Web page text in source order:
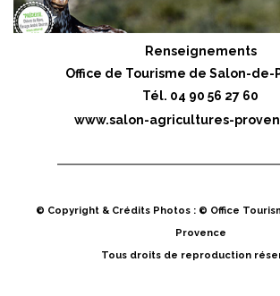
Renseignements
Office de Tourisme de Salon-de-
Tél. 04 90 56 27 60
www.salon-agricultures-
© Copyright & Crédits Photos : © Office
Provence
Tous droits de reproduction